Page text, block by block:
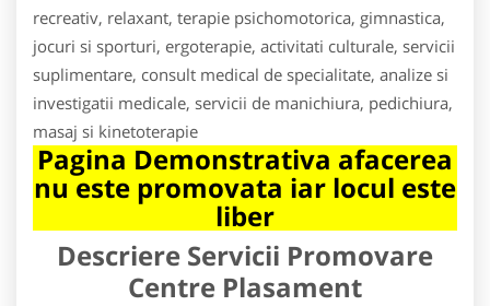
recreativ, relaxant, terapie psichomotorica, gimnastica,
jocuri si sporturi, ergoterapie, activitati culturale, servicii
suplimentare, consult medical de specialitate, analize si
investigatii medicale, servicii de manichiura, pedichiura,
masaj si kinetoterapie
Pagina Demonstrativa afacerea
nu este promovata iar locul este
liber
Descriere Servicii Promovare
Centre Plasament